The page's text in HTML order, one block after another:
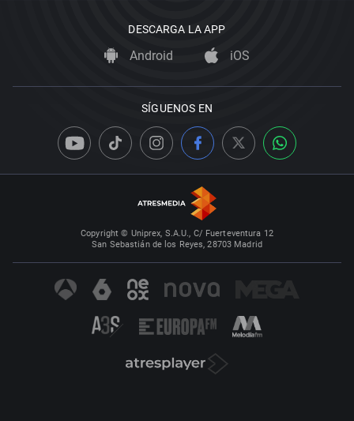
DESCARGA LA APP
Android iOS
SÍGUENOS EN
Copyright © Uniprex, S.A.U., C/ Fuerteventura 12
San Sebastián de los Reyes, 28703 Madrid